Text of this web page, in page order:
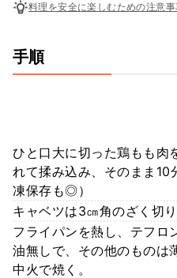
料理を安全に楽しむための注意事
手順
ひと口大に切った鶏もも肉
れて揉み込み、そのまま10
凍保存も◎）
キャベツは3㎝角のざく切り
フライパンを熱し、テフロ
油無しで、その他のものは
中火で焼く。